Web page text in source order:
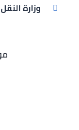
وزارة